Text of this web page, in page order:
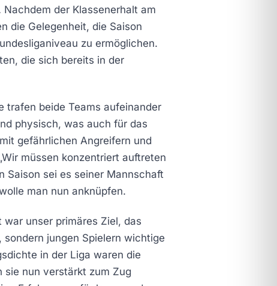
der Klassenerhalt am
die Gelegenheit, die Saison
zu ermöglichen.
die sich bereits in der
trafen beide Teams aufeinander
physisch, was auch für das
gefährlichen Angreifern und
müssen konzentriert auftreten
Saison sei es seiner Mannschaft
man nun anknüpfen.
unser primäres Ziel, das
jungen Spielern wichtige
in der Liga waren die
sie nun verstärkt zum Zug